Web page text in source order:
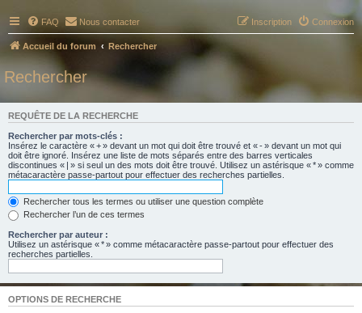
FAQ Nous contacter Connexion
Inscription
Accueil du forum Rechercher
Rechercher
REQUÊTE DE LA RECHERCHE
Rechercher par mots-clés :
Insérez le caractère « + » devant un mot qui doit être trouvé et « - » devant un mot qui
doit être ignoré. Insérez une liste de mots séparés entre des barres verticales
discontinues « | » si seul un des mots doit être trouvé. Utilisez un astérisque « * » comme
métacaractère passe-partout pour effectuer des recherches partielles.
Rechercher tous les termes ou utiliser une question complète
Rechercher l’un de ces termes
Rechercher par auteur :
Utilisez un astérisque « * » comme métacaractère passe-partout pour effectuer des
recherches partielles.
OPTIONS DE RECHERCHE